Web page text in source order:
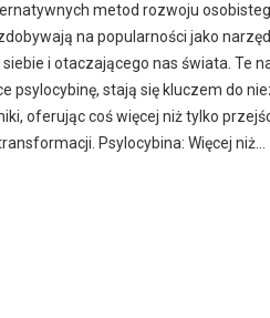
metod rozwoju
na popularności jako
i otaczającego nas świata. Te
psylocybinę, stają się kluczem do
oferując coś więcej niż tylko
Psylocybina: Więcej niż...